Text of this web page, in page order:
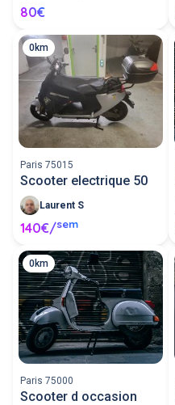
80€
0km
Paris 75015
Scooter electrique 50
Laurent S
140€/sem
0km
Paris 75000
Scooter d occasion